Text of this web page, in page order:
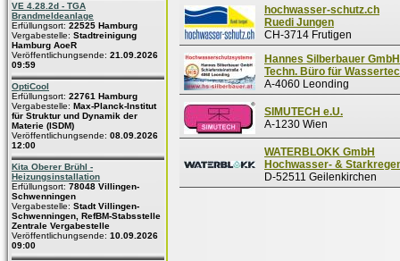
VE 4.28.2d - TGA
Brandmeldeanlage
Erfüllungsort: 22525 Hamburg
Vergabestelle: Stadtreinigung
Hamburg AoeR
Veröffentlichungsende: 21.09.2026
09:59
OptiCool
Erfüllungsort: 22761 Hamburg
Vergabestelle: Max-Planck-Institut
für Struktur und Dynamik der
Materie (ISDM)
Veröffentlichungsende: 08.09.2026
12:00
Kita Oberer Brühl -
Heizungsinstallation
Erfüllungsort: 78048 Villingen-
Schwenningen
Vergabestelle: Stadt Villingen-
Schwenningen, RefBM-Stabsstelle
Zentrale Vergabestelle
Veröffentlichungsende: 10.09.2026
09:00
hochwasser-schutz.ch
Ruedi Jungen
CH-3714 Frutigen
Hannes Silberbauer GmbH
Techn. Büro für
A-4060 Leonding
SIMUTECH e.U.
A-1230 Wien
WATERBLOKK GmbH
Hochwasser- &
D-52511 Geilenkirchen